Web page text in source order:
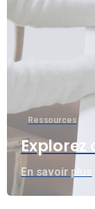
Ressources
Explorez
En savoir plus